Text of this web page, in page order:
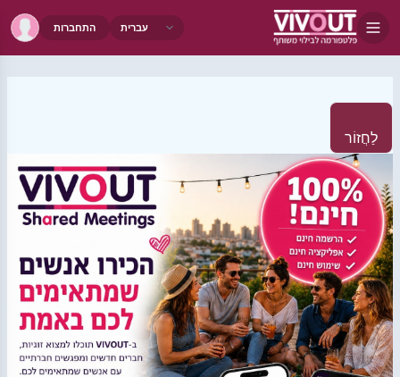
התחברות
לַחֲזוֹר